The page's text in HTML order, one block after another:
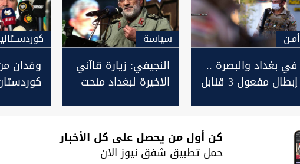
أمـن
في بغداد والبصرة ..
إبطال مفعول 3 قنابل
4 اشهر
سیاسة
النجيفي: زيارة قاآني
الاخيرة لبغداد منحت
وفدان
كن أول من يحصل على كل الأخبار
حمل تطبيق شفق نيوز الان